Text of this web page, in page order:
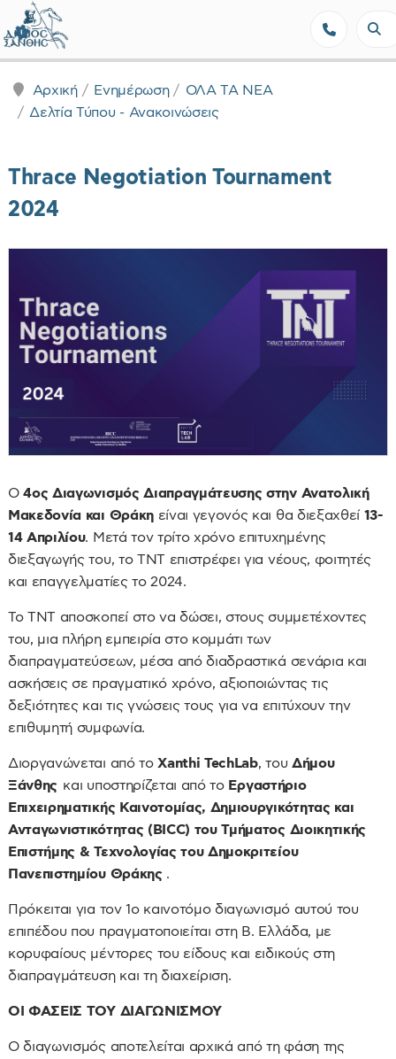
Αρχική Ενημέρωση
ΟΛΑ ΤΑ ΝΕΑ
Δελτία Τύπου - Ανακοινώσεις
Thrace Negotiation Tournament
2024
Ο4ος Διαγωνισμός Διαπραγμάτευσης στην Ανατολική
Μακεδονία και Θράκηείναι γεγονός και θα διεξαχθεί 13-
14 Απριλίου. Μετά τον τρίτο χρόνο επιτυχημένης
διεξαγωγής του, το ΤΝΤ επιστρέφει για νέους, φοιτητές
και επαγγελματίες το 2024.
Το ΤΝΤ αποσκοπεί στο να δώσει, στους συμμετέχοντες
του, μια πλήρη εμπειρία στο κομμάτι των
διαπραγματεύσεων, μέσα από διαδραστικά σενάρια και
ασκήσεις σε πραγματικό χρόνο, αξιοποιώντας τις
δεξιότητες και τις γνώσεις τους για να επιτύχουν την
επιθυμητή συμφωνία.
Διοργανώνεται από τοXanthi TechLab, του Δήμου
Ξάνθης και υποστηρίζεται από το Εργαστήριο
Επιχειρηματικής Καινοτομίας, Δημιουργικότητας και
Ανταγωνιστικότητας (BICC) του Τμήματος Διοικητικής
Επιστήμης & Τεχνολογίας του Δημοκριτείου
Πανεπιστημίου Θράκης .
Πρόκειται για τον 1ο καινοτόμο διαγωνισμό αυτού του
επιπέδου που πραγματοποιείται στη Β. Ελλάδα, με
κορυφαίους μέντορες του είδους και ειδικούς στη
διαπραγμάτευση και τη διαχείριση.
ΟΙ ΦΑΣΕΙΣ ΤΟΥ ΔΙΑΓΩΝΙΣΜΟΥ
Ο διαγωνισμός αποτελείται αρχικά από τη φάση της